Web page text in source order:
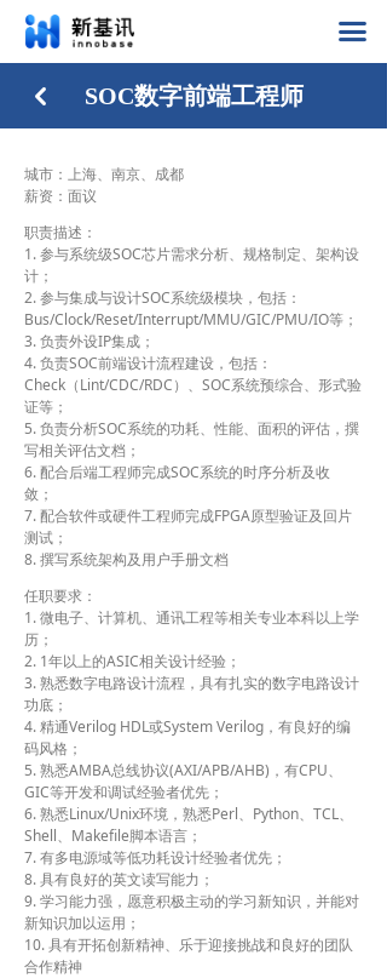
끀
首页
产品
行业应用
公司动态
加入我们
关于我们
最新消息
城市：上海、南京、成都
薪资：面议
职责描述：
1. 参与系统级SOC芯片需求分析、规格制定、架构设
计；
2. 参与集成与设计SOC系统级模块，包括：
Bus/Clock/Reset/Interrupt/MMU/GIC/PMU/IO等；
3. 负责外设IP集成；
4. 负责SOC前端设计流程建设，包括：
Check（Lint/CDC/RDC）、SOC系统预综合、形式验
证等；
5. 负责分析SOC系统的功耗、性能、面积的评估，撰
写相关评估文档；
6. 配合后端工程师完成SOC系统的时序分析及收
敛；
7. 配合软件或硬件工程师完成FPGA原型验证及回片
测试；
8. 撰写系统架构及用户手册文档
任职要求：
1. 微电子、计算机、通讯工程等相关专业本科以上学
历；
2. 1年以上的ASIC相关设计经验；
3. 熟悉数字电路设计流程，具有扎实的数字电路设计
功底；
4. 精通Verilog HDL或System Verilog，有良好的编
码风格；
5. 熟悉AMBA总线协议(AXI/APB/AHB)，有CPU、
GIC等开发和调试经验者优先；
6. 熟悉Linux/Unix环境，熟悉Perl、Python、TCL、
Shell、Makefile脚本语言；
7. 有多电源域等低功耗设计经验者优先；
8. 具有良好的英文读写能力；
9. 学习能力强，愿意积极主动的学习新知识，并能对
新知识加以运用；
10. 具有开拓创新精神、乐于迎接挑战和良好的团队
合作精神
낒 SOC数字前端工程师